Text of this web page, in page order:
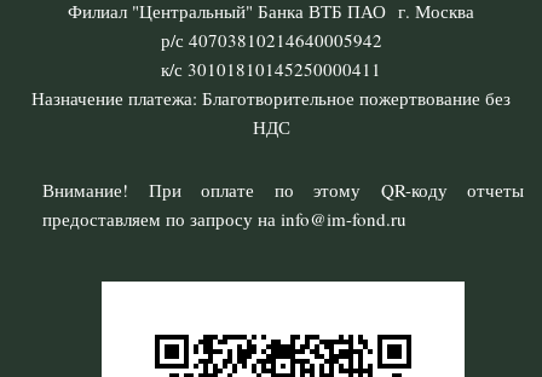
Филиал "Центральный" Банка ВТБ ПАО г. Москва
р/с 40703810214640005942
к/с 30101810145250000411
Назначение платежа: Благотворительное пожертвование без
НДС
Внимание! При оплате по этому QR-коду отчеты
предоставляем по запросу на info@im-fond.ru